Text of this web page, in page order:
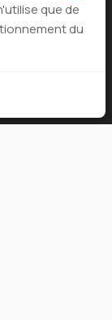
que de
du